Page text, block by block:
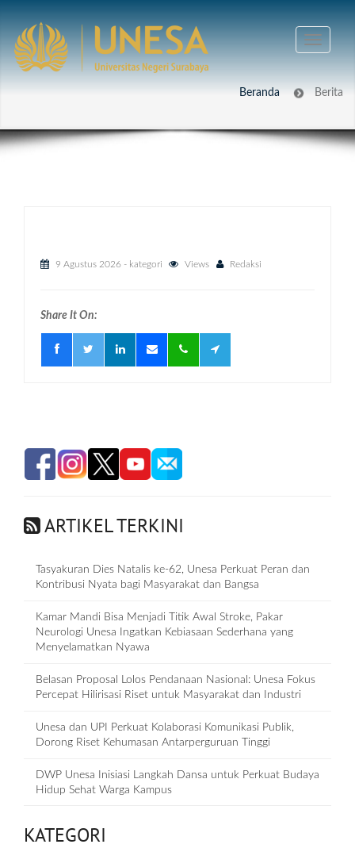
Beranda Berita
9 Agustus 2026 - kategori Views Redaksi
Share It On:
ARTIKEL TERKINI
Tasyakuran Dies Natalis ke-62, Unesa Perkuat Peran dan
Kontribusi Nyata bagi Masyarakat dan Bangsa
Kamar Mandi Bisa Menjadi Titik Awal Stroke, Pakar
Neurologi Unesa Ingatkan Kebiasaan Sederhana yang
Menyelamatkan Nyawa
Belasan Proposal Lolos Pendanaan Nasional: Unesa Fokus
Percepat Hilirisasi Riset untuk Masyarakat dan Industri
Unesa dan UPI Perkuat Kolaborasi Komunikasi Publik,
Dorong Riset Kehumasan Antarperguruan Tinggi
DWP Unesa Inisiasi Langkah Dansa untuk Perkuat Budaya
Hidup Sehat Warga Kampus
KATEGORI